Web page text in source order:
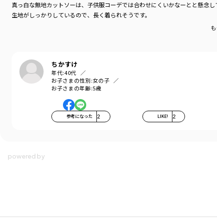
真っ白な無地カットソーは、子供服コーデでは合わせにくいかなーとと懸念
生地がしっかりしているので、長く着られそうです。
ちかすけ
年代:40代
お子さまの性別:女の子
お子さまの年齢:5歳
参考になった 2 LIKE! 2